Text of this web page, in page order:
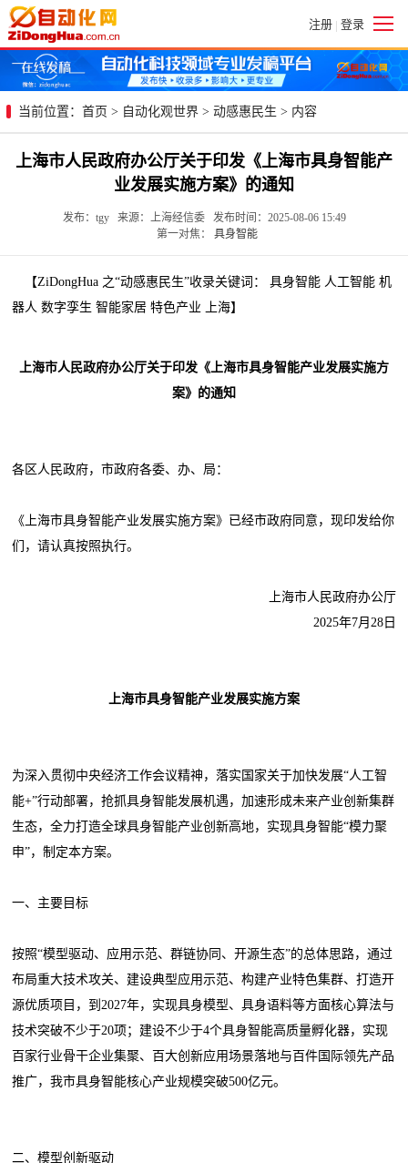
注册 | 登录
当前位置： 首页 > 自动化观世界 > 动感惠民生 > 内容
上海市人民政府办公厅关于印发《上海市具身智能产
业发展实施方案》的通知
发布：tgy 来源：上海经信委 发布时间：2025-08-06 15:49
第一对焦： 具身智能
【ZiDongHua 之“动感惠民生”收录关键词： 具身智能 人工智能 机
器人 数字孪生 智能家居 特色产业 上海】
上海市人民政府办公厅关于印发《上海市具身智能产业发展实施方
案》的通知
各区人民政府，市政府各委、办、局：
《上海市具身智能产业发展实施方案》已经市政府同意，现印发给你
们，请认真按照执行。
上海市人民政府办公厅
2025年7月28日
上海市具身智能产业发展实施方案
为深入贯彻中央经济工作会议精神，落实国家关于加快发展“人工智
能+”行动部署，抢抓具身智能发展机遇，加速形成未来产业创新集群
生态，全力打造全球具身智能产业创新高地，实现具身智能“模力聚
申”，制定本方案。
一、主要目标
按照“模型驱动、应用示范、群链协同、开源生态”的总体思路，通过
布局重大技术攻关、建设典型应用示范、构建产业特色集群、打造开
源优质项目，到2027年，实现具身模型、具身语料等方面核心算法与
技术突破不少于20项；建设不少于4个具身智能高质量孵化器，实现
百家行业骨干企业集聚、百大创新应用场景落地与百件国际领先产品
推广，我市具身智能核心产业规模突破500亿元。
二、模型创新驱动